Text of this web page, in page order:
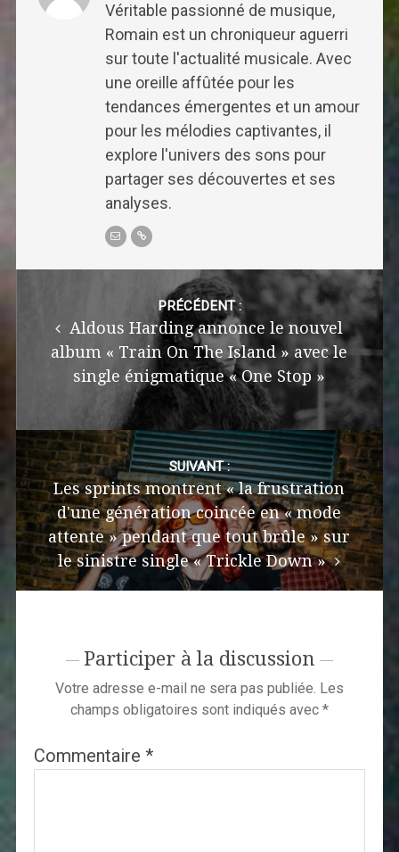
Véritable passionné de musique,
Romain est un chroniqueur aguerri
sur toute l'actualité musicale. Avec
une oreille affûtée pour les
tendances émergentes et un amour
pour les mélodies captivantes, il
explore l'univers des sons pour
partager ses découvertes et ses
analyses.
PRÉCÉDENT :
Aldous Harding annonce le nouvel
album « Train On The Island » avec le
single énigmatique « One Stop »
SUIVANT :
Les sprints montrent « la frustration
d'une génération coincée en « mode
attente » pendant que tout brûle » sur
le sinistre single « Trickle Down »
Participer à la discussion
Votre adresse e-mail ne sera pas publiée. Les
champs obligatoires sont indiqués avec *
Commentaire *